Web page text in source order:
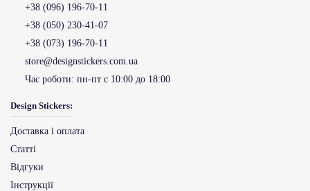
+38 (096) 196-70-11
+38 (050) 230-41-07
+38 (073) 196-70-11
store@designstickers.com.ua
Час роботи: пн-пт с 10:00 до 18:00
Design Stickers:
Доставка і оплата
Статті
Відгуки
Інструкції